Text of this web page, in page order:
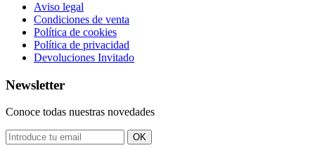
Aviso legal
Condiciones de venta
Política de cookies
Política de privacidad
Devoluciones Invitado
Newsletter
Conoce todas nuestras novedades
OK